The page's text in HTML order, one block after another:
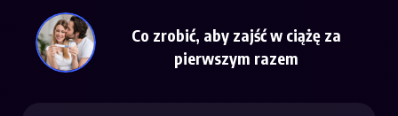
Co zrobić, aby zajść w ciążę za
pierwszym razem